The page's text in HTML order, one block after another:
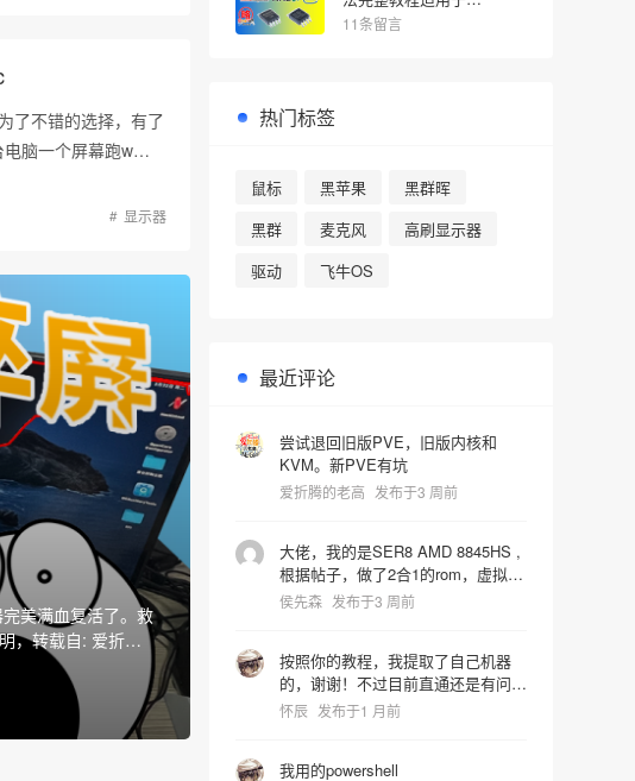
了不错的选择，有了
电脑一个屏幕跑w…
显示器
美满血复活了。救
，转载自: 爱折腾
AMD/Intel平台UEFIShell
11条留言
热门标签
鼠标 黑苹果
黑群晖
黑群
麦克风
高刷显示器
驱动
飞牛OS
最近评论
尝试退回旧版PVE，旧版内核和
KVM。新PVE有坑
爱折腾的老高 发布于3 周前
大佬，我的是SER8 AMD 8845HS ,
根据帖子，做了2合1的rom，虚拟机
启动识别镜像时屏幕就卡死了，宿主
0000:65:00.0,pcie=1,x-
vga=1,romfile=8845HS_vbios.rom
hostpci1: 0000:65:00.1 vga: none
侯先森 发布于3 周前
按照你的教程，我提取了自己机器
的，谢谢！不过目前直通还是有问
题，进系统后核显报43代码错误。
怀辰 发布于1 月前
我用的powershell